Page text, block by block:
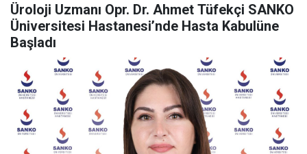
Üroloji Uzmanı Opr. Dr. Ahmet Tüfekçi SANKO
Üniversitesi Hastanesi’nde Hasta Kabulüne
Başladı